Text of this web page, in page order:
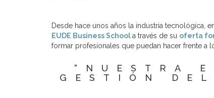
Desde hace unos años la industria tecnológica,
EUDE Business Schoola través de su oferta
formar profesionales que puedan hacer frente a
“NUESTRA
GESTIÓN